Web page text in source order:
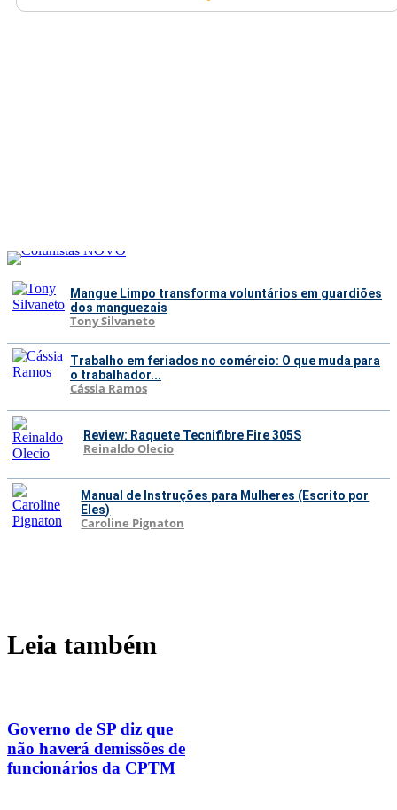
Mangue Limpo transforma voluntários em guardiões
dos manguezais
Tony Silvaneto
Trabalho em feriados no comércio: O que muda para
o trabalhador...
Cássia Ramos
Review: Raquete Tecnifibre Fire 305S
Reinaldo Olecio
Manual de Instruções para Mulheres (Escrito por
Eles)
Caroline Pignaton
Leia também
Governo de SP diz que
não haverá demissões de
funcionários da CPTM